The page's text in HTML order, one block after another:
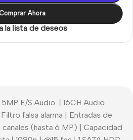
Comprar Ahora
la lista de deseos
E/S Audio. | 16CH Audio
falsa alarma | Entradas de
(hasta 6 MP) | Capacidad